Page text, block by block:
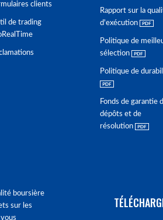
clients
de trading
Rapport sur la
d'exécution
Politique de
sélection
Politique de
Fonds de garantie
dépôts et de
résolution
boursière
sur les